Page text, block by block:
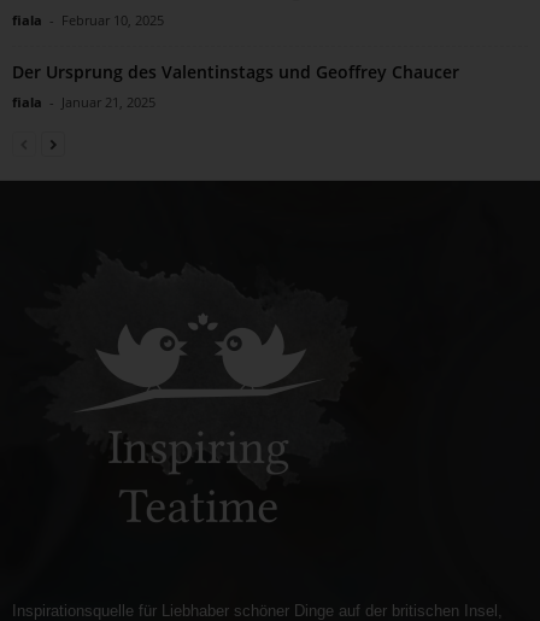
fiala - Februar 10, 2025
Der Ursprung des Valentinstags und Geoffrey Chaucer
fiala - Januar 21, 2025
Inspirationsquelle für Liebhaber schöner Dinge auf der britischen Insel,